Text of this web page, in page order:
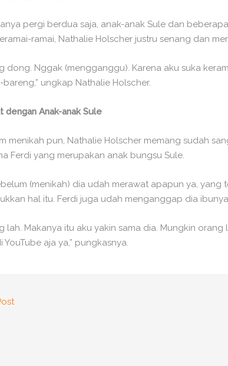
pergi berdua saja, anak-anak Sule dan
ramai, Nathalie Holscher justru senang dan
dong. Nggak (mengganggu). Karena aku suka
ungkap Nathalie Holscher.
dengan Anak-anak Sule
menikah pun, Nathalie Holscher memang sudah
Ferdi yang merupakan anak bungsu Sule.
(menikah) dia udah merawat apapun ya,
hal itu. Ferdi juga udah menganggap dia
lah. Makanya itu aku yakin sama dia. Mungkin
YouTube aja ya,” pungkasnya.